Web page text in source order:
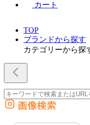
カート
TOP
ブランドから探す
カテゴリーから探
外部サイトの商品をカートに追加
他のサイトで見つけた商品ページの
画像検索